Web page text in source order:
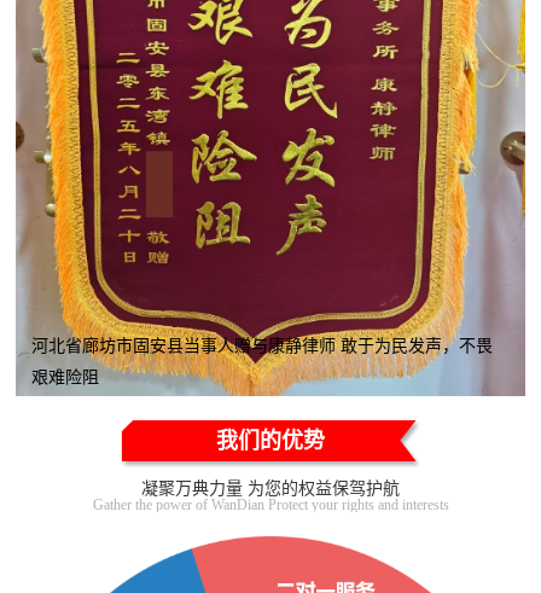
河北省廊坊市固安县当事人赠与康静律师 敢于为民发声，不畏
艰难险阻
我们的优势
凝聚万典力量 为您的权益保驾护航
Gather the power of WanDian Protect your rights and interests